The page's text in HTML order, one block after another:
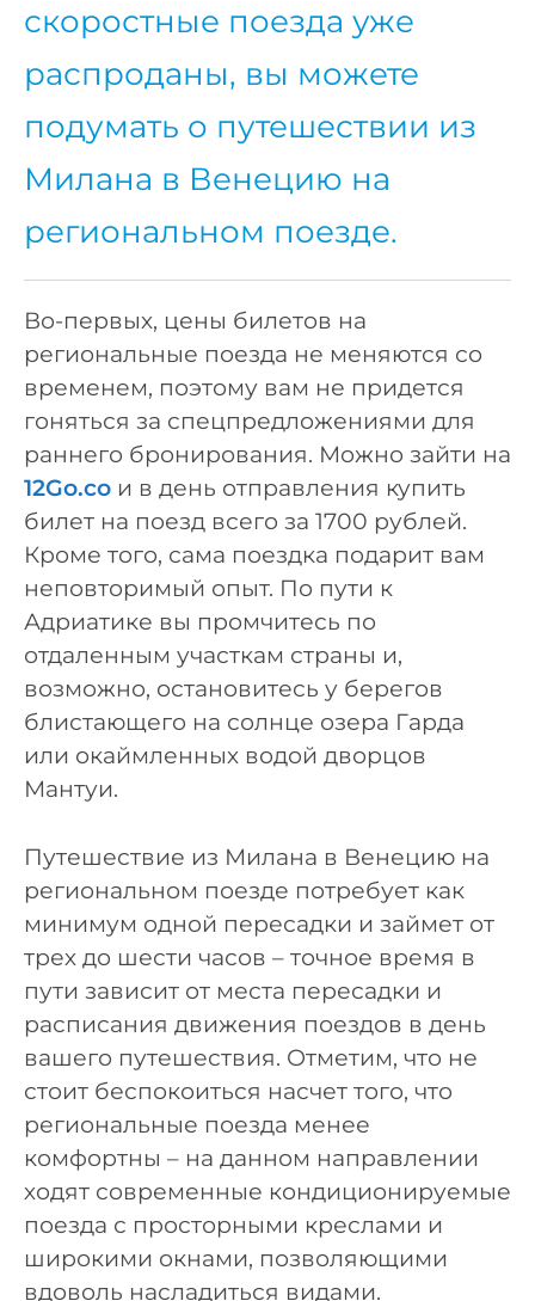
скоростные поезда уже
распроданы, вы можете
подумать о путешествии из
Милана в Венецию на
региональном поезде.
Во-первых, цены билетов на
региональные поезда не меняются со
временем, поэтому вам не придется
гоняться за спецпредложениями для
раннего бронирования. Можно зайти на
12Go.co и в день отправления купить
билет на поезд всего за 1700 рублей.
Кроме того, сама поездка подарит вам
неповторимый опыт. По пути к
Адриатике вы промчитесь по
отдаленным участкам страны и,
возможно, остановитесь у берегов
блистающего на солнце озера Гарда
или окаймленных водой дворцов
Мантуи.
Путешествие из Милана в Венецию на
региональном поезде потребует как
минимум одной пересадки и займет от
трех до шести часов – точное время в
пути зависит от места пересадки и
расписания движения поездов в день
вашего путешествия. Отметим, что не
стоит беспокоиться насчет того, что
региональные поезда менее
комфортны – на данном направлении
ходят современные кондиционируемые
поезда с просторными креслами и
широкими окнами, позволяющими
вдоволь насладиться видами.